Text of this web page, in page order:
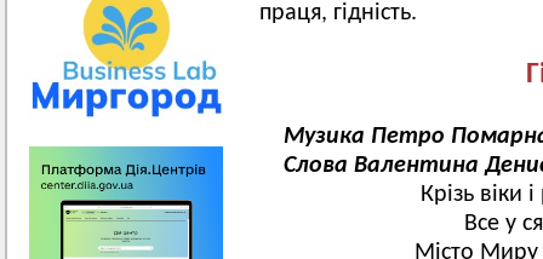
праця, гідність.
Музика Петро
Слова Валентина
Крізь віки
Все у
Місто Миру